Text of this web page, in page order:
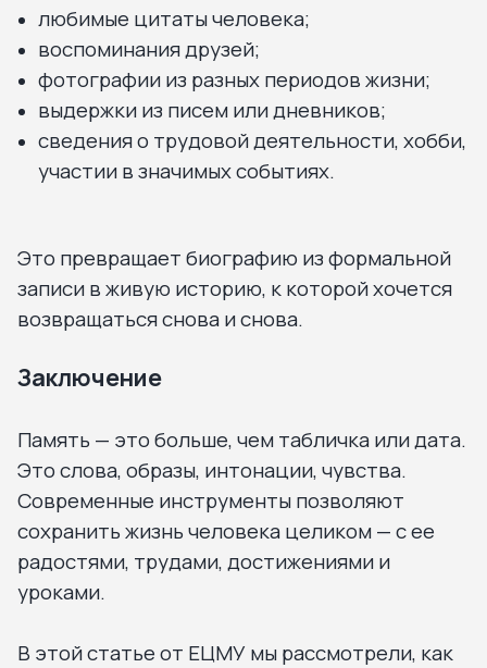
любимые цитаты человека;
воспоминания друзей;
фотографии из разных периодов жизни;
выдержки из писем или дневников;
сведения о трудовой деятельности, хобби,
участии в значимых событиях.
Это превращает биографию из формальной
записи в живую историю, к которой хочется
возвращаться снова и снова.
Заключение
Память — это больше, чем табличка или дата.
Это слова, образы, интонации, чувства.
Современные инструменты позволяют
сохранить жизнь человека целиком — с ее
радостями, трудами, достижениями и
уроками.
В этой статье от ЕЦМУ мы рассмотрели, как